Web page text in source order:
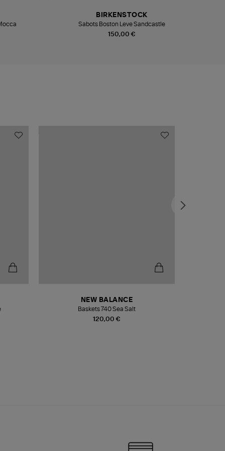
150,00 €
BIRKENSTOCK
Sabots Boston Leve Sandcastle
120,00 €
NEW BALANCE
Baskets 740 Sea Salt